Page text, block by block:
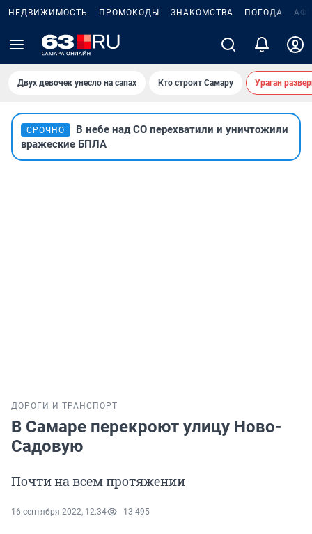
НЕДВИЖИМОСТЬ ПРОМОКОДЫ ЗНАКОМСТВА ПОГОДА
Двух девочек унесло на сапах Кто строит Самару Ураган
СРОЧНО
В небе над СО перехватили и уничтожили
вражеские БПЛА
ДОРОГИ И ТРАНСПОРТ
В Самаре перекроют улицу Ново-
Садовую
Почти на всем протяжении
16 сентября 2022, 12:34 13 495